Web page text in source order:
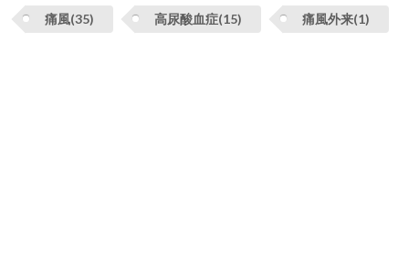
痛風(35) 高尿酸血症(15) 痛風外来(1)